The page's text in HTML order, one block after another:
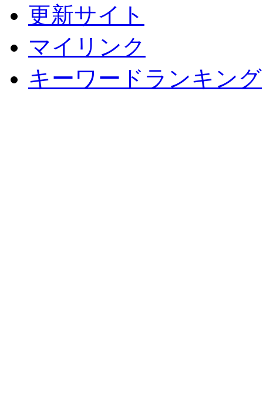
更新サイト
マイリンク
キーワードランキング